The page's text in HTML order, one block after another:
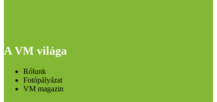
A VM világa
Rólunk
Fotópályázat
VM magazin